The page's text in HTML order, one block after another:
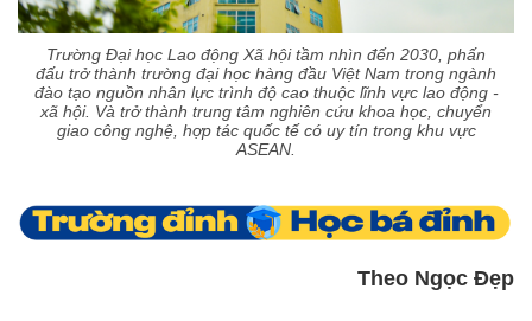
Trường Đại học Lao động Xã hội tầm nhìn đến 2030, phấn
đấu trở thành trường đại học hàng đầu Việt Nam trong ngành
đào tạo nguồn nhân lực trình độ cao thuộc lĩnh vực lao động -
xã hội. Và trở thành trung tâm nghiên cứu khoa học, chuyển
giao công nghệ, hợp tác quốc tế có uy tín trong khu vực
ASEAN.
Theo Ngọc Đẹp